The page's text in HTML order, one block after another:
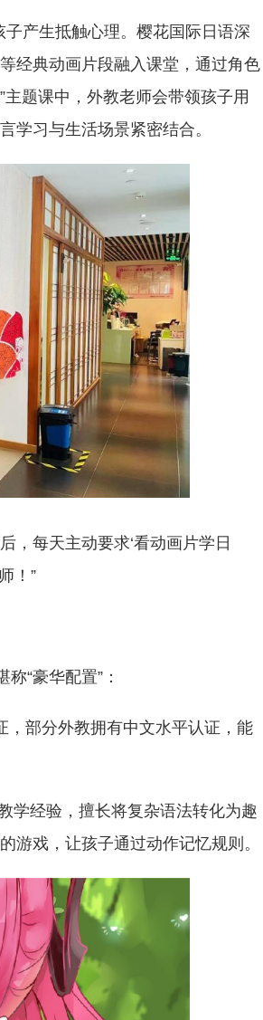
产生抵触心理。樱花国际日语深
经典动画片段融入课堂，通过角色
题课中，外教老师会带领孩子用
学习与生活场景紧密结合。
，每天主动要求‘看动画片学日
！”
“豪华配置”：
，部分外教拥有中文水平认证，能
学经验，擅长将复杂语法转化为趣
游戏，让孩子通过动作记忆规则。